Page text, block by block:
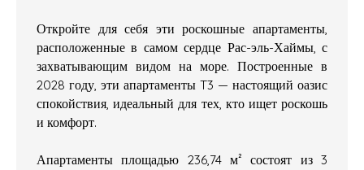
Откройте для себя эти роскошные апартаменты,
расположенные в самом сердце Рас-эль-Хаймы, с
захватывающим видом на море. Построенные в
2028 году, эти апартаменты T3 — настоящий оазис
спокойствия, идеальный для тех, кто ищет роскошь
и комфорт.
Апартаменты площадью 236,74 м² состоят из 3